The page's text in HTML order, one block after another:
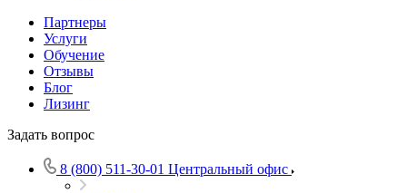
Партнеры
Услуги
Обучение
Отзывы
Блог
Лизинг
Задать вопрос
8 (800) 511-30-01 Центральный офис